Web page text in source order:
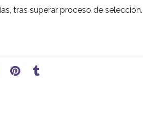
tras superar proceso de selección.